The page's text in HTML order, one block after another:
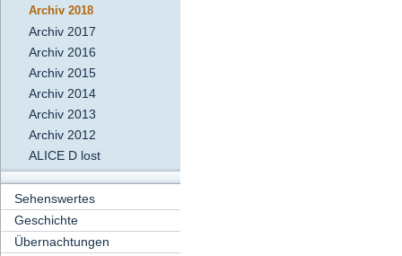
Archiv 2018
Archiv 2017
Archiv 2016
Archiv 2015
Archiv 2014
Archiv 2013
Archiv 2012
ALICE D lost
Sehenswertes
Geschichte
Übernachtungen